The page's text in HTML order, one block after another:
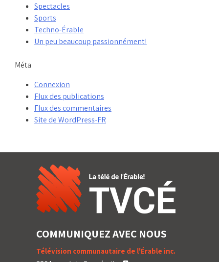
Spectacles
Sports
Techno-Érable
Un peu beaucoup passionnément!
Méta
Connexion
Flux des publications
Flux des commentaires
Site de WordPress-FR
COMMUNIQUEZ AVEC NOUS
Télévision communautaire de l'Érable inc.